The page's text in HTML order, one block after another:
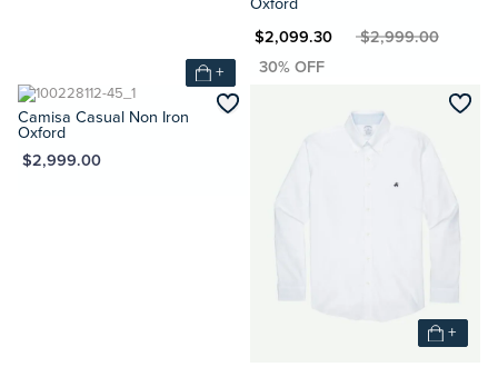
Oxford
MXN $2,099.30MXN $2,999.00
+
Camisa Casual Non Iron
Oxford
$2,999.00
+